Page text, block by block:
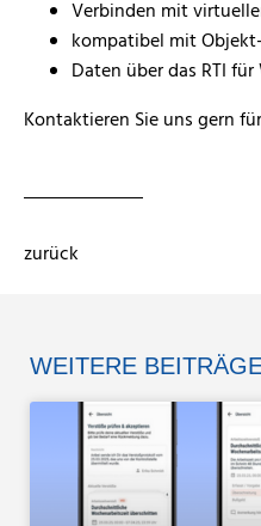
Verbinden mit
kompatibel mit
Daten über das RTI
Kontaktieren Sie uns gern
zurück
WEITERE